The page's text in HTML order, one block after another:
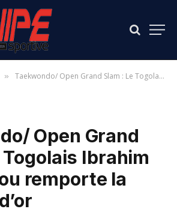
» Taekwondo/ Open Grand Slam : Le Togolais Ibrahim Mamoudou remporte la médaille d’or
Open Grand
Togolais Ibrahim
remporte la